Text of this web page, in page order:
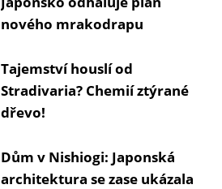
nového mrakodrapu
Tajemství houslí od
Stradivaria? Chemií ztýrané
dřevo!
Dům v Nishiogi: Japonská
architektura se zase ukázala